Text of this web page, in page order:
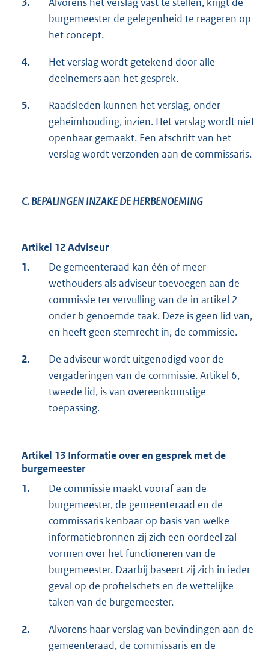
burgemeester de gelegenheid te reageren op
het concept.
4.
Het verslag wordt getekend door alle
deelnemers aan het gesprek.
5.
Raadsleden kunnen het verslag, onder
geheimhouding, inzien. Het verslag wordt niet
openbaar gemaakt. Een afschrift van het
verslag wordt verzonden aan de commissaris.
C. BEPALINGEN INZAKE DE HERBENOEMING
Artikel 12 Adviseur
1.
De gemeenteraad kan één of meer
wethouders als adviseur toevoegen aan de
commissie ter vervulling van de in artikel 2
onder b genoemde taak. Deze is geen lid van,
en heeft geen stemrecht in, de commissie.
2.
De adviseur wordt uitgenodigd voor de
vergaderingen van de commissie. Artikel 6,
tweede lid, is van overeenkomstige
toepassing.
Artikel 13 Informatie over en gesprek met de
burgemeester
1.
De commissie maakt vooraf aan de
burgemeester, de gemeenteraad en de
commissaris kenbaar op basis van welke
informatiebronnen zij zich een oordeel zal
vormen over het functioneren van de
burgemeester. Daarbij baseert zij zich in ieder
geval op de profielschets en de wettelijke
taken van de burgemeester.
2.
Alvorens haar verslag van bevindingen aan de
gemeenteraad, de commissaris en de